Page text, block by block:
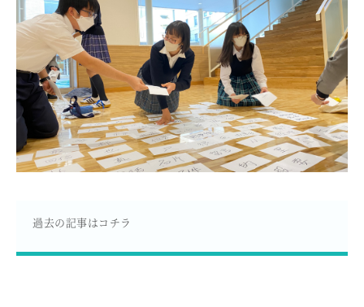
ENGLISHページ
個人情報保護への取り組み
採用情報
地の塩、世の光（スクールモットー）
過去の記事はコチラ